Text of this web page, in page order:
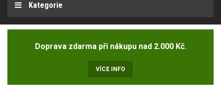
Kategorie
Doprava zdarma při nákupu nad 2.000 Kč.
VÍCE INFO